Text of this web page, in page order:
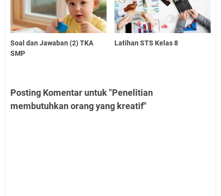
Soal dan Jawaban (2) TKA
SMP
Latihan STS Kelas 8
Posting Komentar untuk "Penelitian
membutuhkan orang yang kreatif"